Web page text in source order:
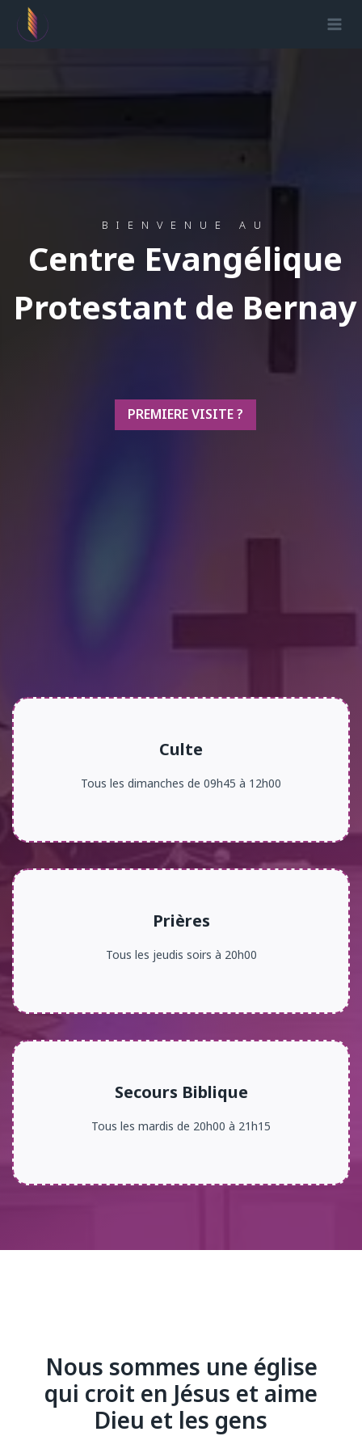
Aller
BIENVENUE AU
Centre Evangélique
Protestant de Bernay
PREMIERE VISITE ?
Culte
Tous les dimanches de 09h45 à 12h00
Prières
Tous les jeudis soirs à 20h00
Secours Biblique
Tous les mardis de 20h00 à 21h15
Nous sommes une église
qui croit en Jésus et aime
Dieu et les gens